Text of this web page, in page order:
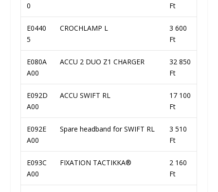
0
Ft
E0440
5
CROCHLAMP L
3 600
Ft
E080A
A00
ACCU 2 DUO Z1 CHARGER
32 850
Ft
E092D
A00
ACCU SWIFT RL
17 100
Ft
E092E
A00
Spare headband for SWIFT RL
3 510
Ft
E093C
A00
FIXATION TACTIKKA®
2 160
Ft